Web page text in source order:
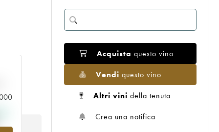
Acquista questo vino
Vendi questo vino
Altri vini della tenuta
Crea una notifica